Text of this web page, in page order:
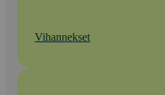
Vihannekset